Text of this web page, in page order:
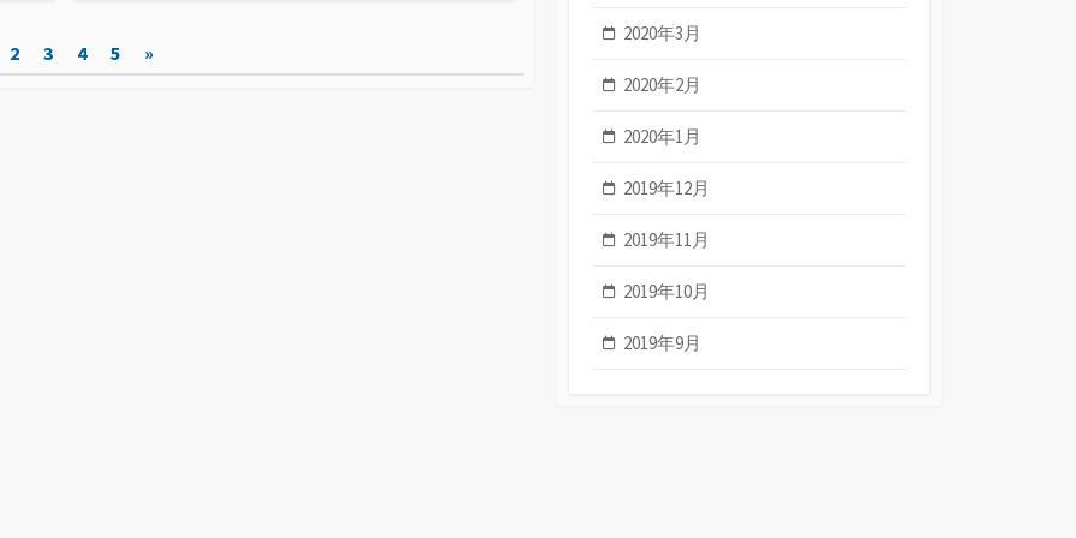
リ
ー
2 3 4 5 »
2020年3月
2020年2月
2020年1月
2019年12月
2019年11月
2019年10月
2019年9月